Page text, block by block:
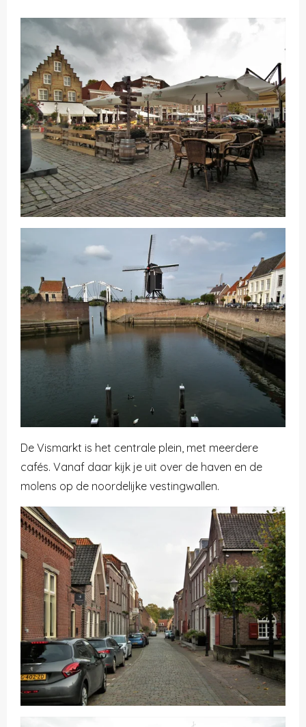
De Vismarkt is het centrale plein, met meerdere
cafés. Vanaf daar kijk je uit over de haven en de
molens op de noordelijke vestingwallen.